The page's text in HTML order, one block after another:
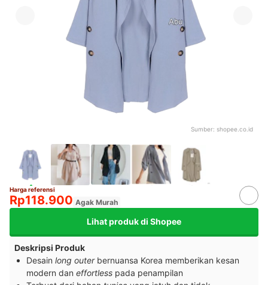
Sumber: shopee.co.id
Harga referensi
Rp118.900 Agak Murah
Lihat produk di Shopee
Deskripsi Produk
Desain long outer bernuansa Korea memberikan kesan
modern dan effortless pada penampilan